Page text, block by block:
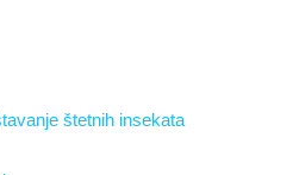
štetnih insekata